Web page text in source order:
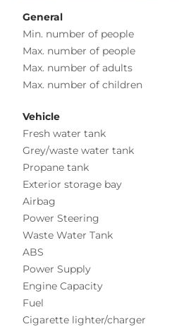
General
Min. number of people
Max. number of people
Max. number of adults
Max. number of children
Vehicle
Fresh water tank
Grey/waste water tank
Propane tank
Exterior storage bay
Airbag
Power Steering
Waste Water Tank
ABS
Power Supply
Engine Capacity
Fuel
Cigarette lighter/charger